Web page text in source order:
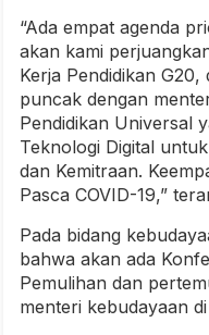
“Ada empat agenda
akan kami
Kerja Pendidikan
puncak dengan
Pendidikan Universal
Teknologi Digital
dan Kemitraan.
Pasca COVID-19,”
Pada bidang
bahwa akan ada
Pemulihan dan
menteri kebudayaan